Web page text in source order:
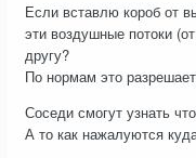
Если вставлю короб от
эти воздушные потоки
другу?
По нормам это
Соседи смогут узнать
А то как нажалуются